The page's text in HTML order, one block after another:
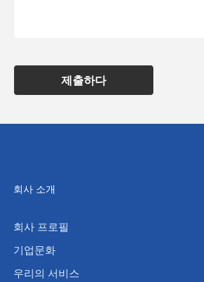
제출하다
회사 소개
회사 프로필
기업문화
우리의 서비스